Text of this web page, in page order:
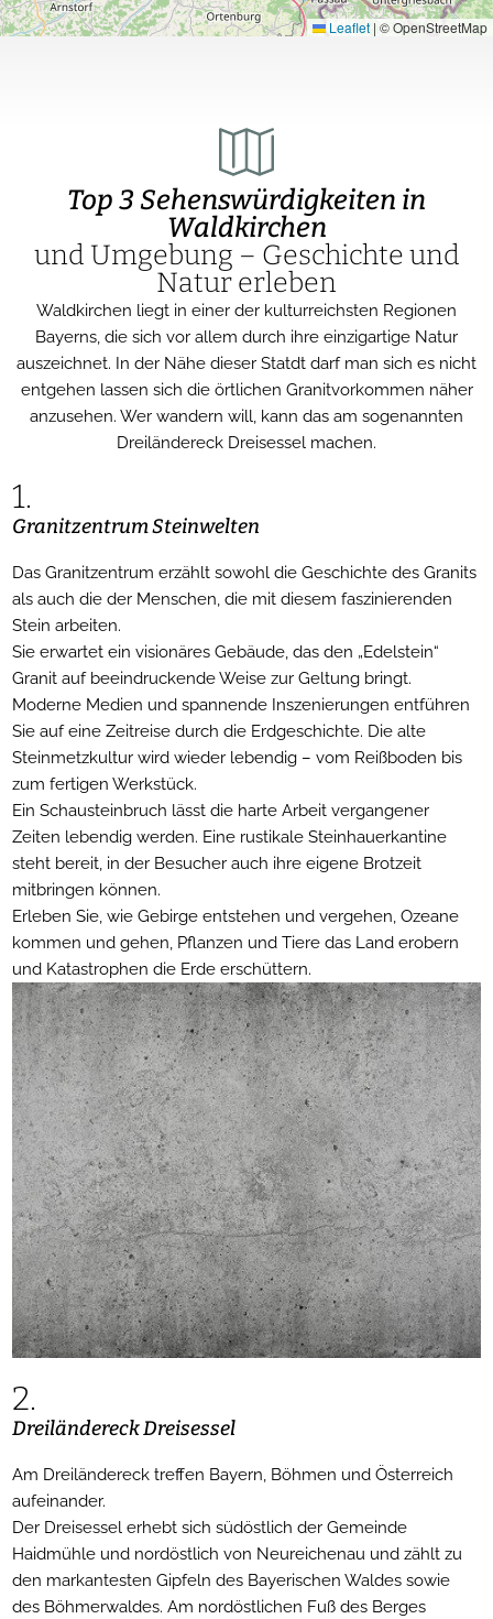
Leaflet | © OpenStreetMap
Top 3 Sehenswürdigkeiten in
Waldkirchen
und Umgebung – Geschichte und
Natur erleben
Waldkirchen liegt in einer der kulturreichsten Regionen
Bayerns, die sich vor allem durch ihre einzigartige Natur
auszeichnet. In der Nähe dieser Statdt darf man sich es nicht
entgehen lassen sich die örtlichen Granitvorkommen näher
anzusehen. Wer wandern will, kann das am sogenannten
Dreiländereck Dreisessel machen.
1.
Granitzentrum Steinwelten
Das Granitzentrum erzählt sowohl die Geschichte des Granits
als auch die der Menschen, die mit diesem faszinierenden
Stein arbeiten.
Sie erwartet ein visionäres Gebäude, das den „Edelstein“
Granit auf beeindruckende Weise zur Geltung bringt.
Moderne Medien und spannende Inszenierungen entführen
Sie auf eine Zeitreise durch die Erdgeschichte. Die alte
Steinmetzkultur wird wieder lebendig – vom Reißboden bis
zum fertigen Werkstück.
Ein Schausteinbruch lässt die harte Arbeit vergangener
Zeiten lebendig werden. Eine rustikale Steinhauerkantine
steht bereit, in der Besucher auch ihre eigene Brotzeit
mitbringen können.
Erleben Sie, wie Gebirge entstehen und vergehen, Ozeane
kommen und gehen, Pflanzen und Tiere das Land erobern
und Katastrophen die Erde erschüttern.
2.
Dreiländereck Dreisessel
Am Dreiländereck treffen Bayern, Böhmen und Österreich
aufeinander.
Der Dreisessel erhebt sich südöstlich der Gemeinde
Haidmühle und nordöstlich von Neureichenau und zählt zu
den markantesten Gipfeln des Bayerischen Waldes sowie
des Böhmerwaldes. Am nordöstlichen Fuß des Berges